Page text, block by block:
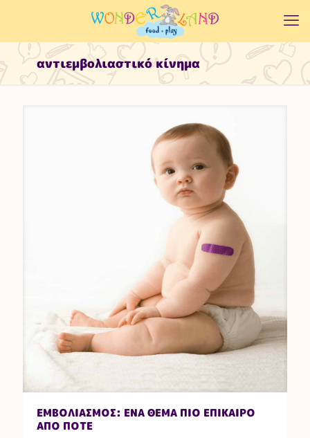
αντιεμβολιαστικό κίνημα
ΕΜΒΟΛΙΑΣΜΟΣ: ΕΝΑ ΘΕΜΑ ΠΙΟ ΕΠΙΚΑΙΡΟ
ΑΠΟ ΠΟΤΕ